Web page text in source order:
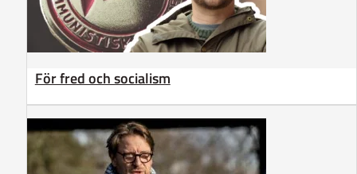
För fred och socialism